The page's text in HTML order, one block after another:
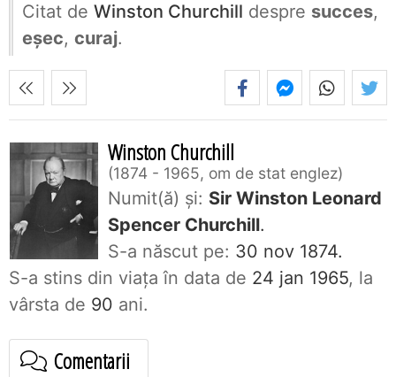
Citat de Winston Churchill despre succes,
eșec, curaj.
Winston Churchill
1874 - 1965, om de stat englez
Numit(ă) și: Sir Winston Leonard
Spencer Churchill.
S-a născut pe: 30 nov 1874.
S-a stins din viaţa în data de 24 jan 1965, la
vârsta de 90 ani.
Comentarii